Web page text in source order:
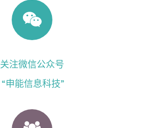
关注微信公众号
“申能信息科技”